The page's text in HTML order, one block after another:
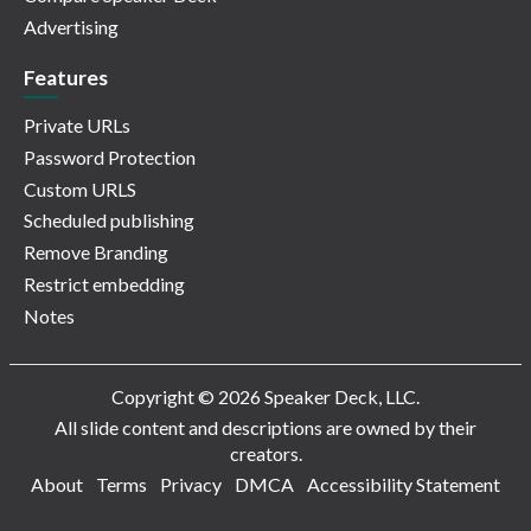
Advertising
Features
Private URLs
Password Protection
Custom URLS
Scheduled publishing
Remove Branding
Restrict embedding
Notes
Copyright © 2026 Speaker Deck, LLC.
All slide content and descriptions are owned by their
creators.
About
Terms Privacy DMCA Accessibility Statement